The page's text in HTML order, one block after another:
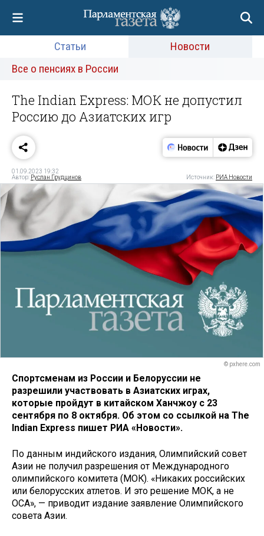
Статьи
Новости
Все о пенсиях в России
The Indian Express: МОК не допустил
Россию до Азиатских игр
01.09.2023 19:32
Автор: Руслан Грудцинов Источник: РИА Новости
© pxhere.com
Спортсменам из России и Белоруссии не
разрешили участвовать в Азиатских играх,
которые пройдут в китайском Ханчжоу с 23
сентября по 8 октября. Об этом со ссылкой на The
Indian Express пишет РИА «Новости».
По данным индийского издания, Олимпийский совет
Азии не получил разрешения от Международного
олимпийского комитета (МОК). «Никаких российских
или белорусских атлетов. И это решение МОК, а не
OCA», — приводит издание заявление Олимпийского
совета Азии.